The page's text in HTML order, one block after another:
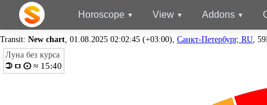
Horoscope View Addons
Transit: New chart , 01.08.2025 02:02:45 (+03:00), Санкт-Петербург, RU ,
Луна без курса
o Í n≈ 15:40